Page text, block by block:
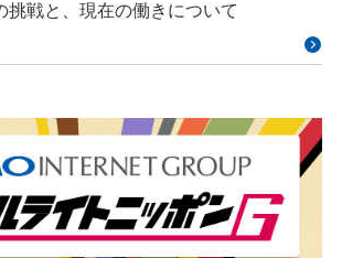
挑戦と、現在の働きについて